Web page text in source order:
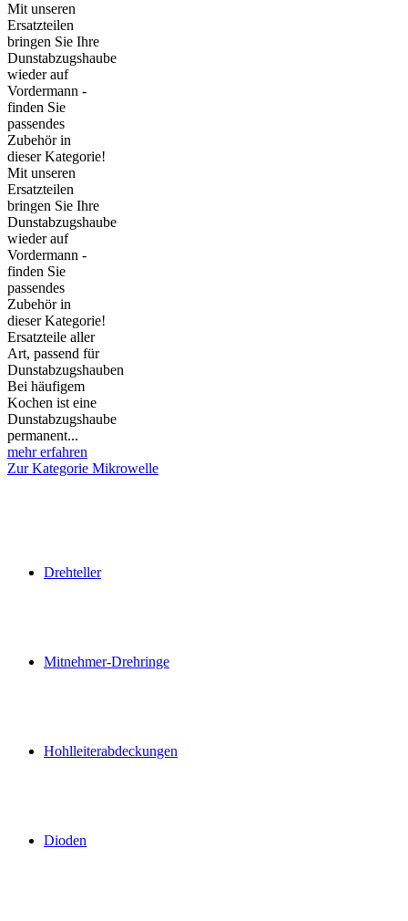
Mit unseren
Ersatzteilen
bringen Sie Ihre
Dunstabzugshaube
wieder auf
Vordermann -
finden Sie
passendes
Zubehör in
dieser Kategorie!
Mit unseren
Ersatzteilen
bringen Sie Ihre
Dunstabzugshaube
wieder auf
Vordermann -
finden Sie
passendes
Zubehör in
dieser Kategorie!
Ersatzteile aller
Art, passend für
Dunstabzugshauben
Bei häufigem
Kochen ist eine
Dunstabzugshaube
permanent...
mehr erfahren
Zur Kategorie Mikrowelle
Drehteller
Mitnehmer-Drehringe
Hohlleiterabdeckungen
Dioden